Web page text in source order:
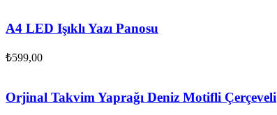
A4 LED Işıklı Yazı Panosu
₺599,00
Orjinal Takvim Yaprağı Deniz Motifli Çerçeveli